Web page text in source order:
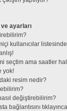
ayarları
kullanıcılar
seçtim ama saatler
yok!
resim nedir?
değiştirebilirim?
bağlantısını